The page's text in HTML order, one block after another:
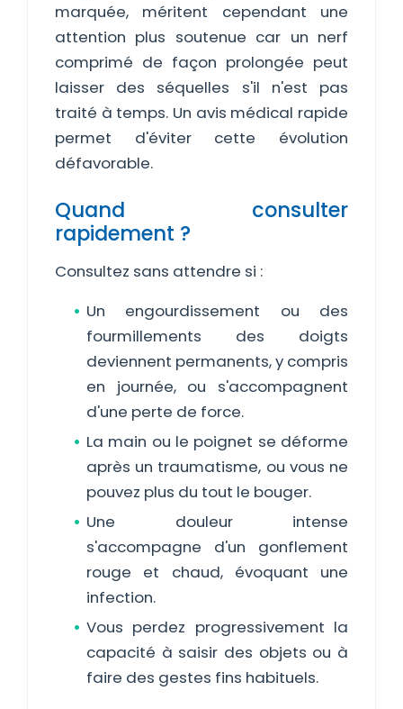
marquée, méritent cependant une
attention plus soutenue car un nerf
comprimé de façon prolongée peut
laisser des séquelles s'il n'est pas
traité à temps. Un avis médical rapide
permet d'éviter cette évolution
défavorable.
Quand consulter
rapidement ?
Consultez sans attendre si :
Un engourdissement ou des
fourmillements des doigts
deviennent permanents, y compris
en journée, ou s'accompagnent
d'une perte de force.
La main ou le poignet se déforme
après un traumatisme, ou vous ne
pouvez plus du tout le bouger.
Une douleur intense
s'accompagne d'un gonflement
rouge et chaud, évoquant une
infection.
Vous perdez progressivement la
capacité à saisir des objets ou à
faire des gestes fins habituels.